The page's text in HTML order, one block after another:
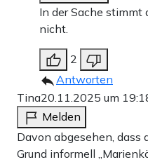
In der Sache stimmt
nicht.
2
Antworten
Tina20.11.2025 um
Melden
Davon abgesehen, dass
Grund informell